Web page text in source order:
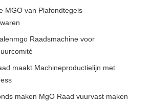
MGO van Plafondtegels
Raadsmachine voor
maakt Machineproductielijn met
maken MgO Raad vuurvast maken